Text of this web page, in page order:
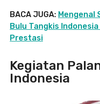
BACA JUGA: Mengenal
Bulu Tangkis
Prestasi
Kegiatan
Indonesia